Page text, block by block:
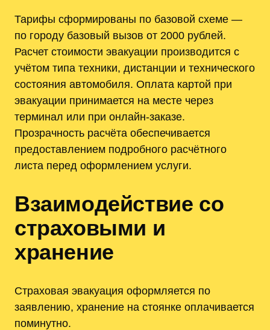
Тарифы сформированы по базовой схеме —
по городу базовый вызов от 2000 рублей.
Расчет стоимости эвакуации производится с
учётом типа техники, дистанции и технического
состояния автомобиля. Оплата картой при
эвакуации принимается на месте через
терминал или при онлайн-заказе.
Прозрачность расчёта обеспечивается
предоставлением подробного расчётного
листа перед оформлением услуги.
Взаимодействие со
страховыми и
хранение
Страховая эвакуация оформляется по
заявлению, хранение на стоянке оплачивается
поминутно.